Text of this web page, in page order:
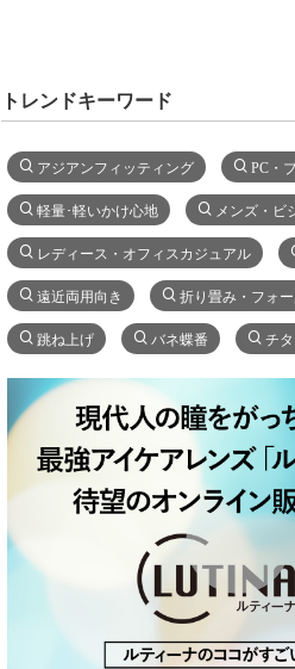
トレンドキーワード
アジアンフィッティング PC・
軽量･軽いかけ心地 メンズ・ビ
レディース・オフィスカジュアル
遠近両用向き 折り畳み・フォ
跳ね上げ バネ蝶番 チ